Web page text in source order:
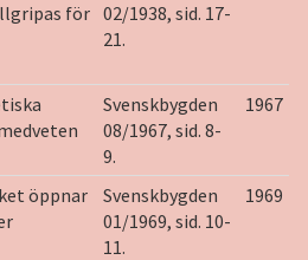
för 02/1938, sid. 17-
21.
Svenskbygden
08/1967, sid. 8-
9.
1967
öppnar
Svenskbygden
01/1969, sid. 10-
11.
1969